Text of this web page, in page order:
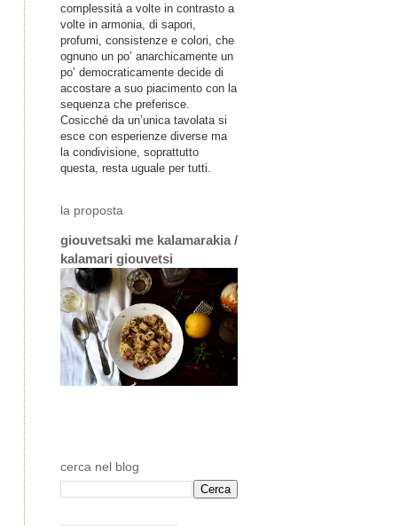
complessità a volte in contrasto a
volte in armonia, di sapori,
profumi, consistenze e colori, che
ognuno un po’ anarchicamente un
po’ democraticamente decide di
accostare a suo piacimento con la
sequenza che preferisce.
Cosicché da un’unica tavolata si
esce con esperienze diverse ma
la condivisione, soprattutto
questa, resta uguale per tutti.
la proposta
giouvetsaki me kalamarakia /
kalamari giouvetsi
cerca nel blog